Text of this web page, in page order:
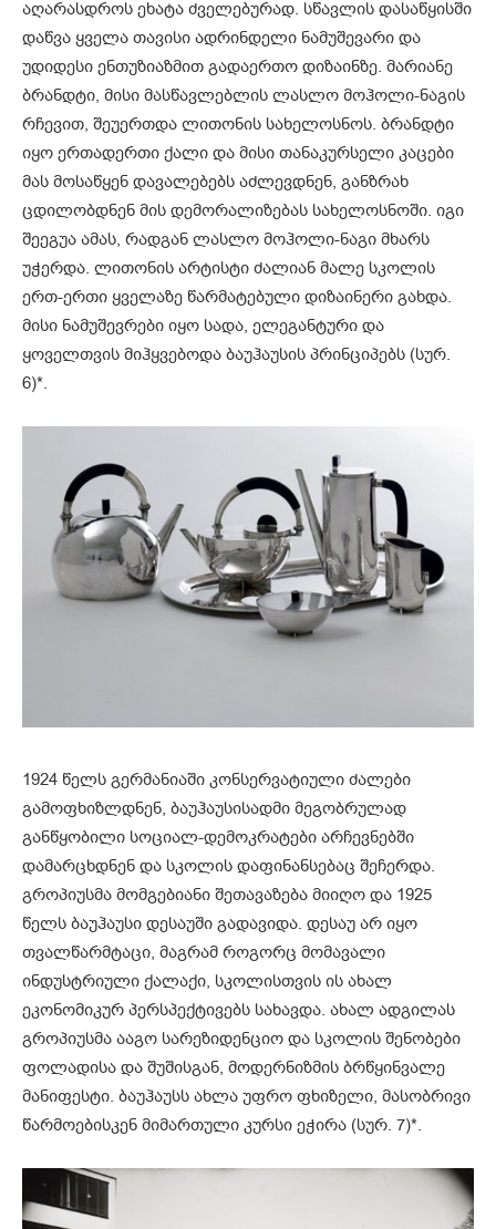
აღარასდროს ეხატა ძველებურად. სწავლის დასაწყისში
დაწვა ყველა თავისი ადრინდელი ნამუშევარი და
უდიდესი ენთუზიაზმით გადაერთო დიზაინზე. მარიანე
ბრანდტი, მისი მასწავლებლის ლასლო მოჰოლი-ნაგის
რჩევით, შეუერთდა ლითონის სახელოსნოს. ბრანდტი
იყო ერთადერთი ქალი და მისი თანაკურსელი კაცები
მას მოსაწყენ დავალებებს აძლევდნენ, განზრახ
ცდილობდნენ მის დემორალიზებას სახელოსნოში. იგი
შეეგუა ამას, რადგან ლასლო მოჰოლი-ნაგი მხარს
უჭერდა. ლითონის არტისტი ძალიან მალე სკოლის
ერთ-ერთი ყველაზე წარმატებული დიზაინერი გახდა.
მისი ნამუშევრები იყო სადა, ელეგანტური და
ყოველთვის მიჰყვებოდა ბაუჰაუსის პრინციპებს (სურ.
6)*.
1924 წელს გერმანიაში კონსერვატიული ძალები
გამოფხიზლდნენ, ბაუჰაუსისადმი მეგობრულად
განწყობილი სოციალ-დემოკრატები არჩევნებში
დამარცხდნენ და სკოლის დაფინანსებაც შეჩერდა.
გროპიუსმა მომგებიანი შეთავაზება მიიღო და 1925
წელს ბაუჰაუსი დესაუში გადავიდა. დესაუ არ იყო
თვალწარმტაცი, მაგრამ როგორც მომავალი
ინდუსტრიული ქალაქი, სკოლისთვის ის ახალ
ეკონომიკურ პერსპექტივებს სახავდა. ახალ ადგილას
გროპიუსმა ააგო სარეზიდენციო და სკოლის შენობები
ფოლადისა და შუშისგან, მოდერნიზმის ბრწყინვალე
მანიფესტი. ბაუჰაუსს ახლა უფრო ფხიზელი, მასობრივი
წარმოებისკენ მიმართული კურსი ეჭირა (სურ. 7)*.